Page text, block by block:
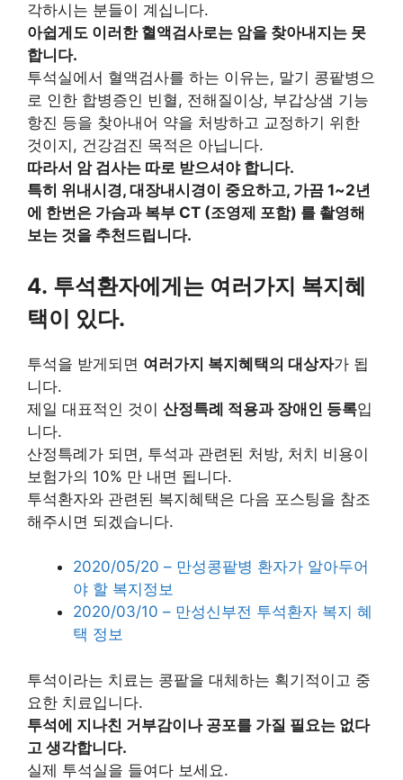
각하시는 분들이 계십니다.
아쉽게도 이러한 혈액검사로는 암을 찾아내지는 못
합니다.
투석실에서 혈액검사를 하는 이유는, 말기 콩팥병으
로 인한 합병증인 빈혈, 전해질이상, 부갑상샘 기능
항진 등을 찾아내어 약을 처방하고 교정하기 위한
것이지, 건강검진 목적은 아닙니다.
따라서 암 검사는 따로 받으셔야 합니다.
특히 위내시경, 대장내시경이 중요하고, 가끔 1~2년
에 한번은 가슴과 복부 CT (조영제 포함) 를 촬영해
보는 것을 추천드립니다.
4. 투석환자에게는 여러가지 복지혜
택이 있다.
투석을 받게되면 여러가지 복지혜택의 대상자가 됩
니다.
제일 대표적인 것이 산정특례 적용과 장애인 등록입
니다.
산정특례가 되면, 투석과 관련된 처방, 처치 비용이
보험가의 10% 만 내면 됩니다.
투석환자와 관련된 복지혜택은 다음 포스팅을 참조
해주시면 되겠습니다.
2020/05/20 – 만성콩팥병 환자가 알아두어
야 할 복지정보
2020/03/10 – 만성신부전 투석환자 복지 혜
택 정보
투석이라는 치료는 콩팥을 대체하는 획기적이고 중
요한 치료입니다.
투석에 지나친 거부감이나 공포를 가질 필요는 없다
고 생각합니다.
실제 투석실을 들여다 보세요.